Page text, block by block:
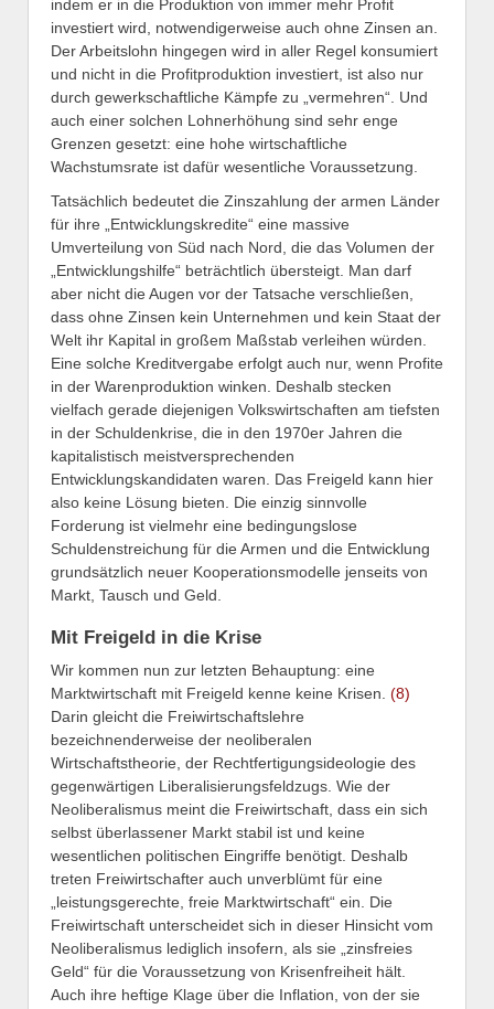
indem er in die Produktion von immer mehr Profit
investiert wird, notwendigerweise auch ohne Zinsen an.
Der Arbeitslohn hingegen wird in aller Regel konsumiert
und nicht in die Profitproduktion investiert, ist also nur
durch gewerkschaftliche Kämpfe zu „vermehren“. Und
auch einer solchen Lohnerhöhung sind sehr enge
Grenzen gesetzt: eine hohe wirtschaftliche
Wachstumsrate ist dafür wesentliche Voraussetzung.
Tatsächlich bedeutet die Zinszahlung der armen Länder
für ihre „Entwicklungskredite“ eine massive
Umverteilung von Süd nach Nord, die das Volumen der
„Entwicklungshilfe“ beträchtlich übersteigt. Man darf
aber nicht die Augen vor der Tatsache verschließen,
dass ohne Zinsen kein Unternehmen und kein Staat der
Welt ihr Kapital in großem Maßstab verleihen würden.
Eine solche Kreditvergabe erfolgt auch nur, wenn Profite
in der Warenproduktion winken. Deshalb stecken
vielfach gerade diejenigen Volkswirtschaften am tiefsten
in der Schuldenkrise, die in den 1970er Jahren die
kapitalistisch meistversprechenden
Entwicklungskandidaten waren. Das Freigeld kann hier
also keine Lösung bieten. Die einzig sinnvolle
Forderung ist vielmehr eine bedingungslose
Schuldenstreichung für die Armen und die Entwicklung
grundsätzlich neuer Kooperationsmodelle jenseits von
Markt, Tausch und Geld.
Mit Freigeld in die Krise
Wir kommen nun zur letzten Behauptung: eine
Marktwirtschaft mit Freigeld kenne keine Krisen. (8)
Darin gleicht die Freiwirtschaftslehre
bezeichnenderweise der neoliberalen
Wirtschaftstheorie, der Rechtfertigungsideologie des
gegenwärtigen Liberalisierungsfeldzugs. Wie der
Neoliberalismus meint die Freiwirtschaft, dass ein sich
selbst überlassener Markt stabil ist und keine
wesentlichen politischen Eingriffe benötigt. Deshalb
treten Freiwirtschafter auch unverblümt für eine
„leistungsgerechte, freie Marktwirtschaft“ ein. Die
Freiwirtschaft unterscheidet sich in dieser Hinsicht vom
Neoliberalismus lediglich insofern, als sie „zinsfreies
Geld“ für die Voraussetzung von Krisenfreiheit hält.
Auch ihre heftige Klage über die Inflation, von der sie